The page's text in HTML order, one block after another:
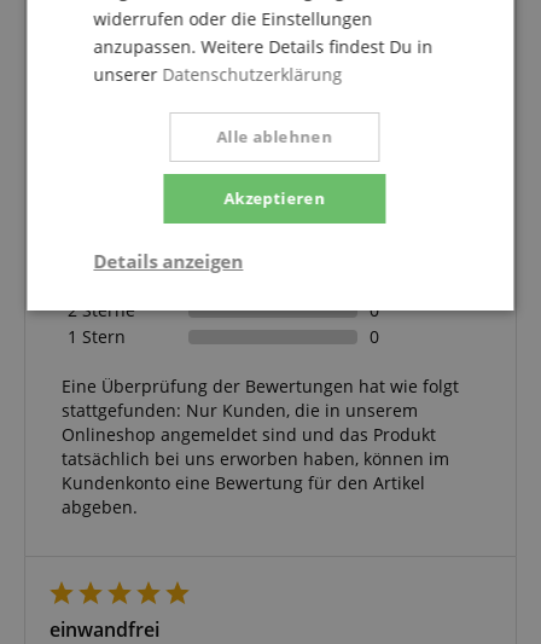
Kundenbewertungen
1
4 Sterne
2 Sterne
0
1 Stern
0
Eine Überprüfung der Bewertungen hat wie folgt
stattgefunden: Nur Kunden, die in unserem
Onlineshop angemeldet sind und das Produkt
tatsächlich bei uns erworben haben, können im
Kundenkonto eine Bewertung für den Artikel
abgeben.
einwandfrei
widerrufen oder die Einstellungen
anzupassen. Weitere Details findest Du in
unserer Datenschutzerklärung
Akzeptieren
Alle ablehnen
Details anzeigen
Statistik Marketing Funktional
Statistik Marketing Funktional
werden, um einen bestimmten Besucher direkt zu
identifizieren.